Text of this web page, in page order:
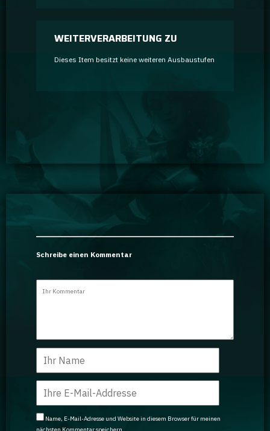
WEITERVERARBEITUNG ZU
Dieses Item besitzt keine weiteren Ausbaustufen
Schreibe einen Kommentar
Name, E-Mail-Adresse und Website in diesem Browser für meinen